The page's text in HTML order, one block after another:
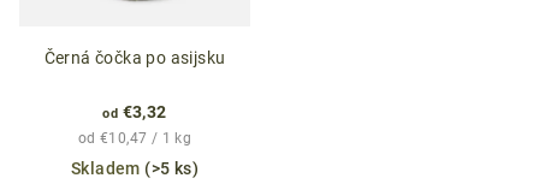
Černá čočka po asijsku
od €3,32
Jednotková
cena:
od €10,47 / 1 kg
Skladem (>5 ks)